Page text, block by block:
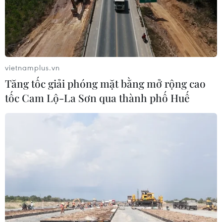
06/08/2026 04:22
Nâng cao hiệu quả đấu tranh phòng,
06/08/2026 04:13
Đắk Lắk tháo gỡ khó khăn, đảm bảo
Cảnh báo thủ đoạn lừa đảo đưa lao
động thời vụ sang Hàn Quốc
06/08/2026 04:11
vietnamplus.vn
Tăng tốc giải phóng mặt bằng mở rộng cao
tốc Cam Lộ-La Sơn qua thành phố Huế